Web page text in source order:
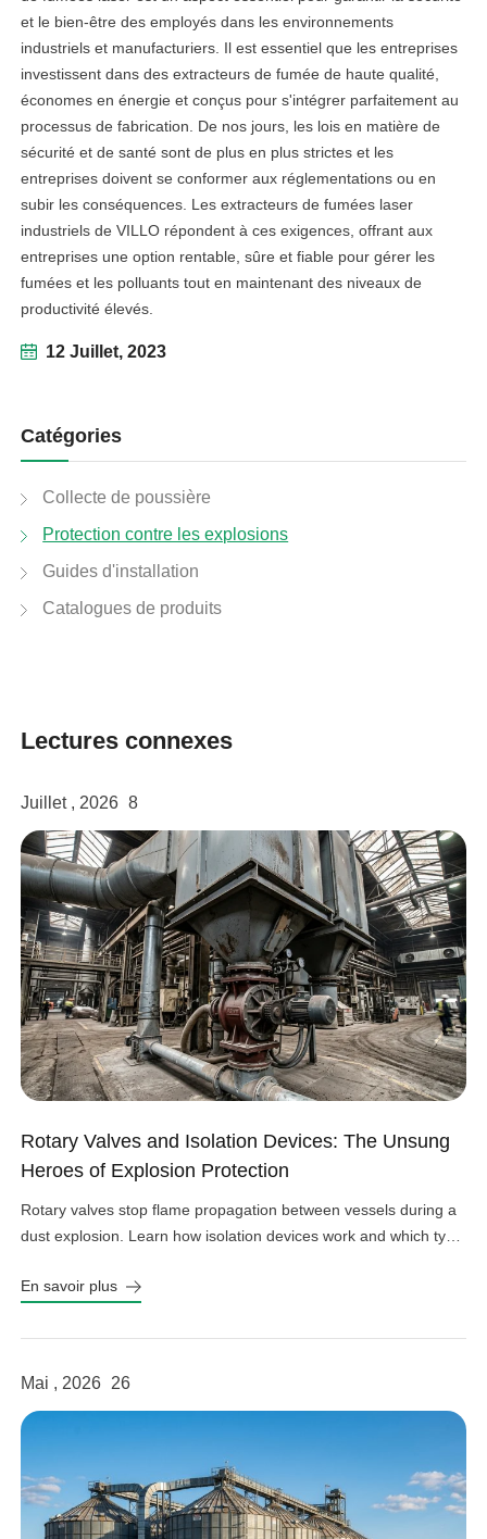
12 Juillet, 2023
Catégories
Collecte de poussière
Protection contre les explosions
Guides d'installation
Catalogues de produits
facebook
twitter
et le bien-être des employés dans les environnements
industriels et manufacturiers. Il est essentiel que les entreprises
investissent dans des extracteurs de fumée de haute qualité,
économes en énergie et conçus pour s'intégrer parfaitement au
processus de fabrication. De nos jours, les lois en matière de
sécurité et de santé sont de plus en plus strictes et les
entreprises doivent se conformer aux réglementations ou en
subir les conséquences. Les extracteurs de fumées laser
industriels de VILLO répondent à ces exigences, offrant aux
entreprises une option rentable, sûre et fiable pour gérer les
fumées et les polluants tout en maintenant des niveaux de
productivité élevés.
Lectures connexes
Juillet , 2026 8
Rotary Valves and Isolation Devices: The Unsung
Heroes of Explosion Protection
Rotary valves stop flame propagation between vessels during a
dust explosion. Learn how isolation devices work and which type
En savoir plus
Mai , 2026 26